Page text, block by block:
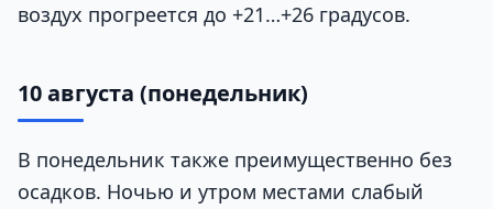
воздух прогреется до +21…+26 градусов.
10 августа (понедельник)
В понедельник также преимущественно без
осадков. Ночью и утром местами слабый